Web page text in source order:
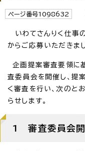
ページ番号1098632
いわてさんりく仕事
からご応募いただきまし
企画提案審査要領に
査委員会を開催し、提
く審査を行い、次のと
らせします。
1 審査委員会開